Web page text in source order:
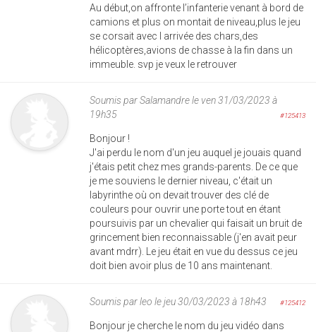
Au début,on affronte l’infanterie venant à bord de
camions et plus on montait de niveau,plus le jeu
se corsait avec l arrivée des chars,des
hélicoptères,avions de chasse à la fin dans un
immeuble. svp je veux le retrouver
Soumis parSalamandrele ven 31/03/2023 à
19h35
#125413
Bonjour !
J'ai perdu le nom d'un jeu auquel je jouais quand
j'étais petit chez mes grands-parents. De ce que
je me souviens le dernier niveau, c'était un
labyrinthe où on devait trouver des clé de
couleurs pour ouvrir une porte tout en étant
poursuivis par un chevalier qui faisait un bruit de
grincement bien reconnaissable (j'en avait peur
avant mdrr). Le jeu était en vue du dessus ce jeu
doit bien avoir plus de 10 ans maintenant.
Soumis parleo le jeu 30/03/2023 à 18h43 #125412
Bonjour je cherche le nom du jeu vidéo dans